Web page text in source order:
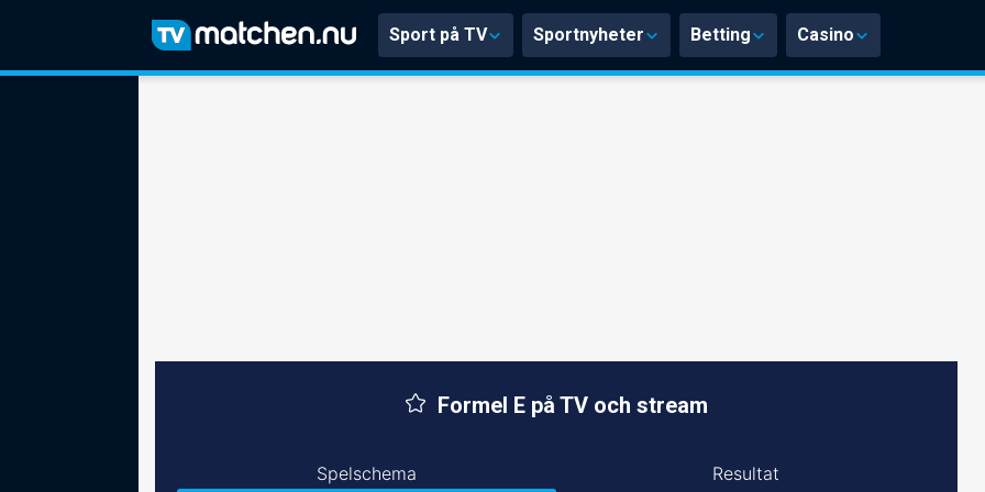
Sport på TV Sportnyheter Betting Casino
Formel E på TV och stream
Spelschema Resultat